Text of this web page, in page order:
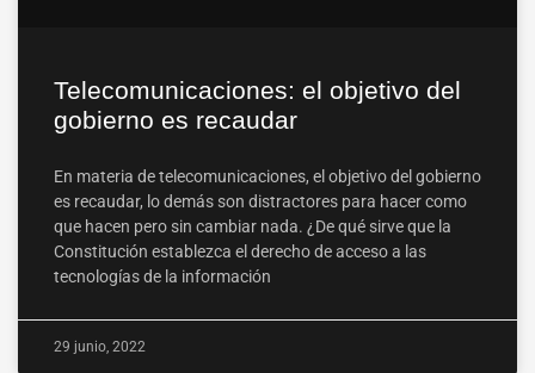
Telecomunicaciones: el objetivo del
gobierno es recaudar
En materia de telecomunicaciones, el objetivo del gobierno
es recaudar, lo demás son distractores para hacer como
que hacen pero sin cambiar nada. ¿De qué sirve que la
Constitución establezca el derecho de acceso a las
tecnologías de la información
29 junio, 2022